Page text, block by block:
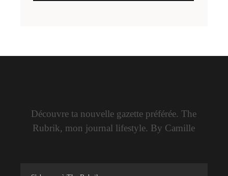
Découvre ta nouvelle gazette préférée. The
Rubrik, mon journal lifestyle. By Camille